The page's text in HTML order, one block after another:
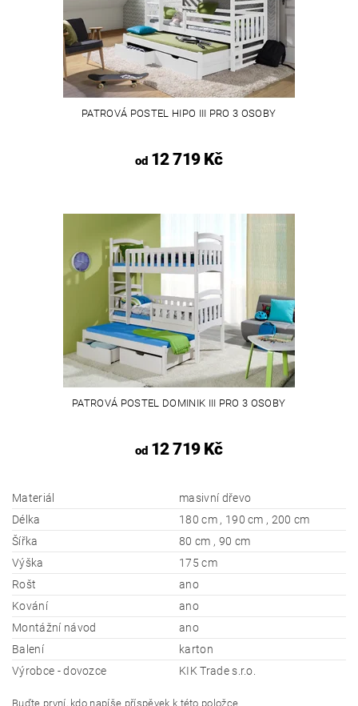
PATROVÁ POSTEL HIPO III PRO 3 OSOBY
od12 719 Kč
PATROVÁ POSTEL DOMINIK III PRO 3 OSOBY
od12 719 Kč
Materiál
masivní dřevo
Délka
180 cm , 190 cm , 200 cm
Šířka
80 cm , 90 cm
Výška
175 cm
Rošt
ano
Kování
ano
Montážní návod
ano
Balení
karton
Výrobce - dovozce
KIK Trade s.r.o.
Buďte první, kdo napíše příspěvek k této položce.